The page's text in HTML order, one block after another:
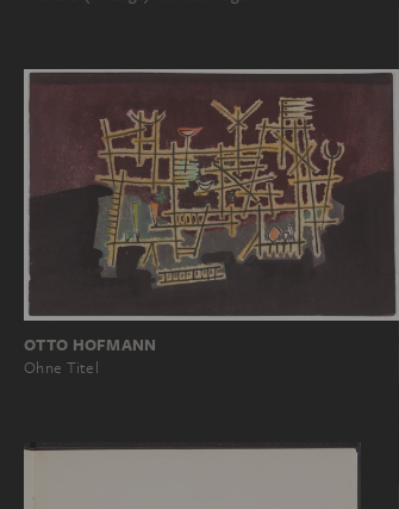
OTTO HOFMANN
Ohne Titel